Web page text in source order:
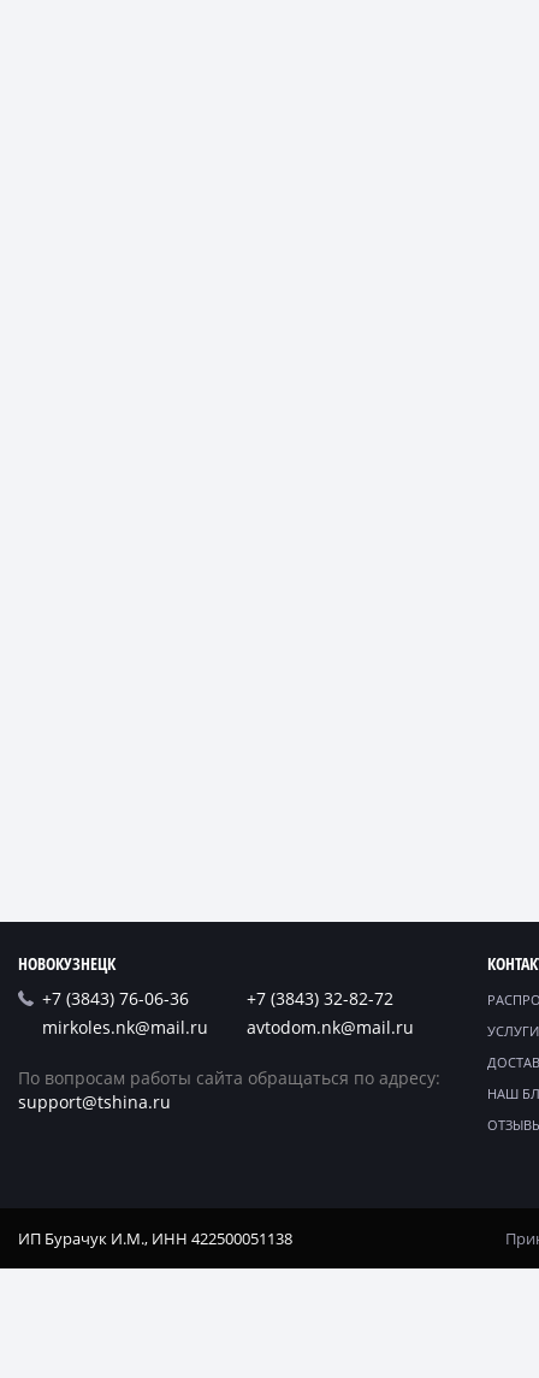
НОВОКУЗНЕЦК
+7 (3843) 76-06-36
+7 (3843) 32-82-72
mirkoles.nk@mail.ru
avtodom.nk@mail.ru
По вопросам работы сайта обращаться по адресу:
support@tshina.ru
НАШ
ИП Бурачук И.М., ИНН 422500051138